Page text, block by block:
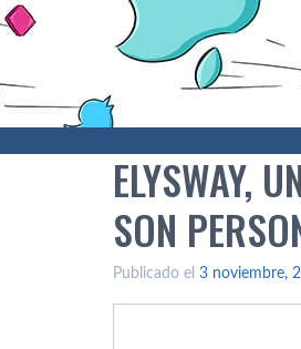
ELYSWAY,
SON
Publicado el 3 noviembre,